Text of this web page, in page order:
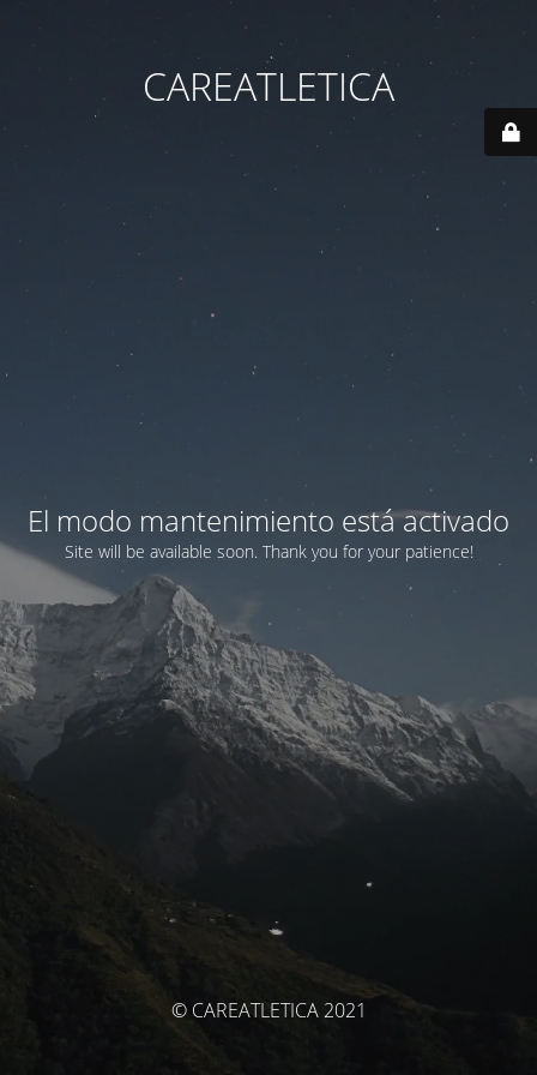
CAREATLETICA
El modo mantenimiento está activado
Site will be available soon. Thank you for your patience!
© CAREATLETICA 2021